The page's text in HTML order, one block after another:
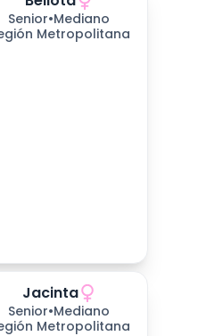
Senior•Mediano
Metropolitana
Jacinta
Senior•Mediano
Metropolitana